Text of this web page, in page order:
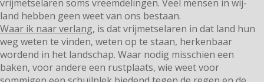
vrijmetselaren soms vreemdelingen. Veel mensen in wij-
land hebben geen weet van ons bestaan.
Waar ik naar verlang, is dat vrijmetselaren in dat land hun
weg weten te vinden, weten op te staan, herkenbaar
wordend in het landschap. Waar nodig misschien een
baken, voor andere een rustplaats, wie weet voor